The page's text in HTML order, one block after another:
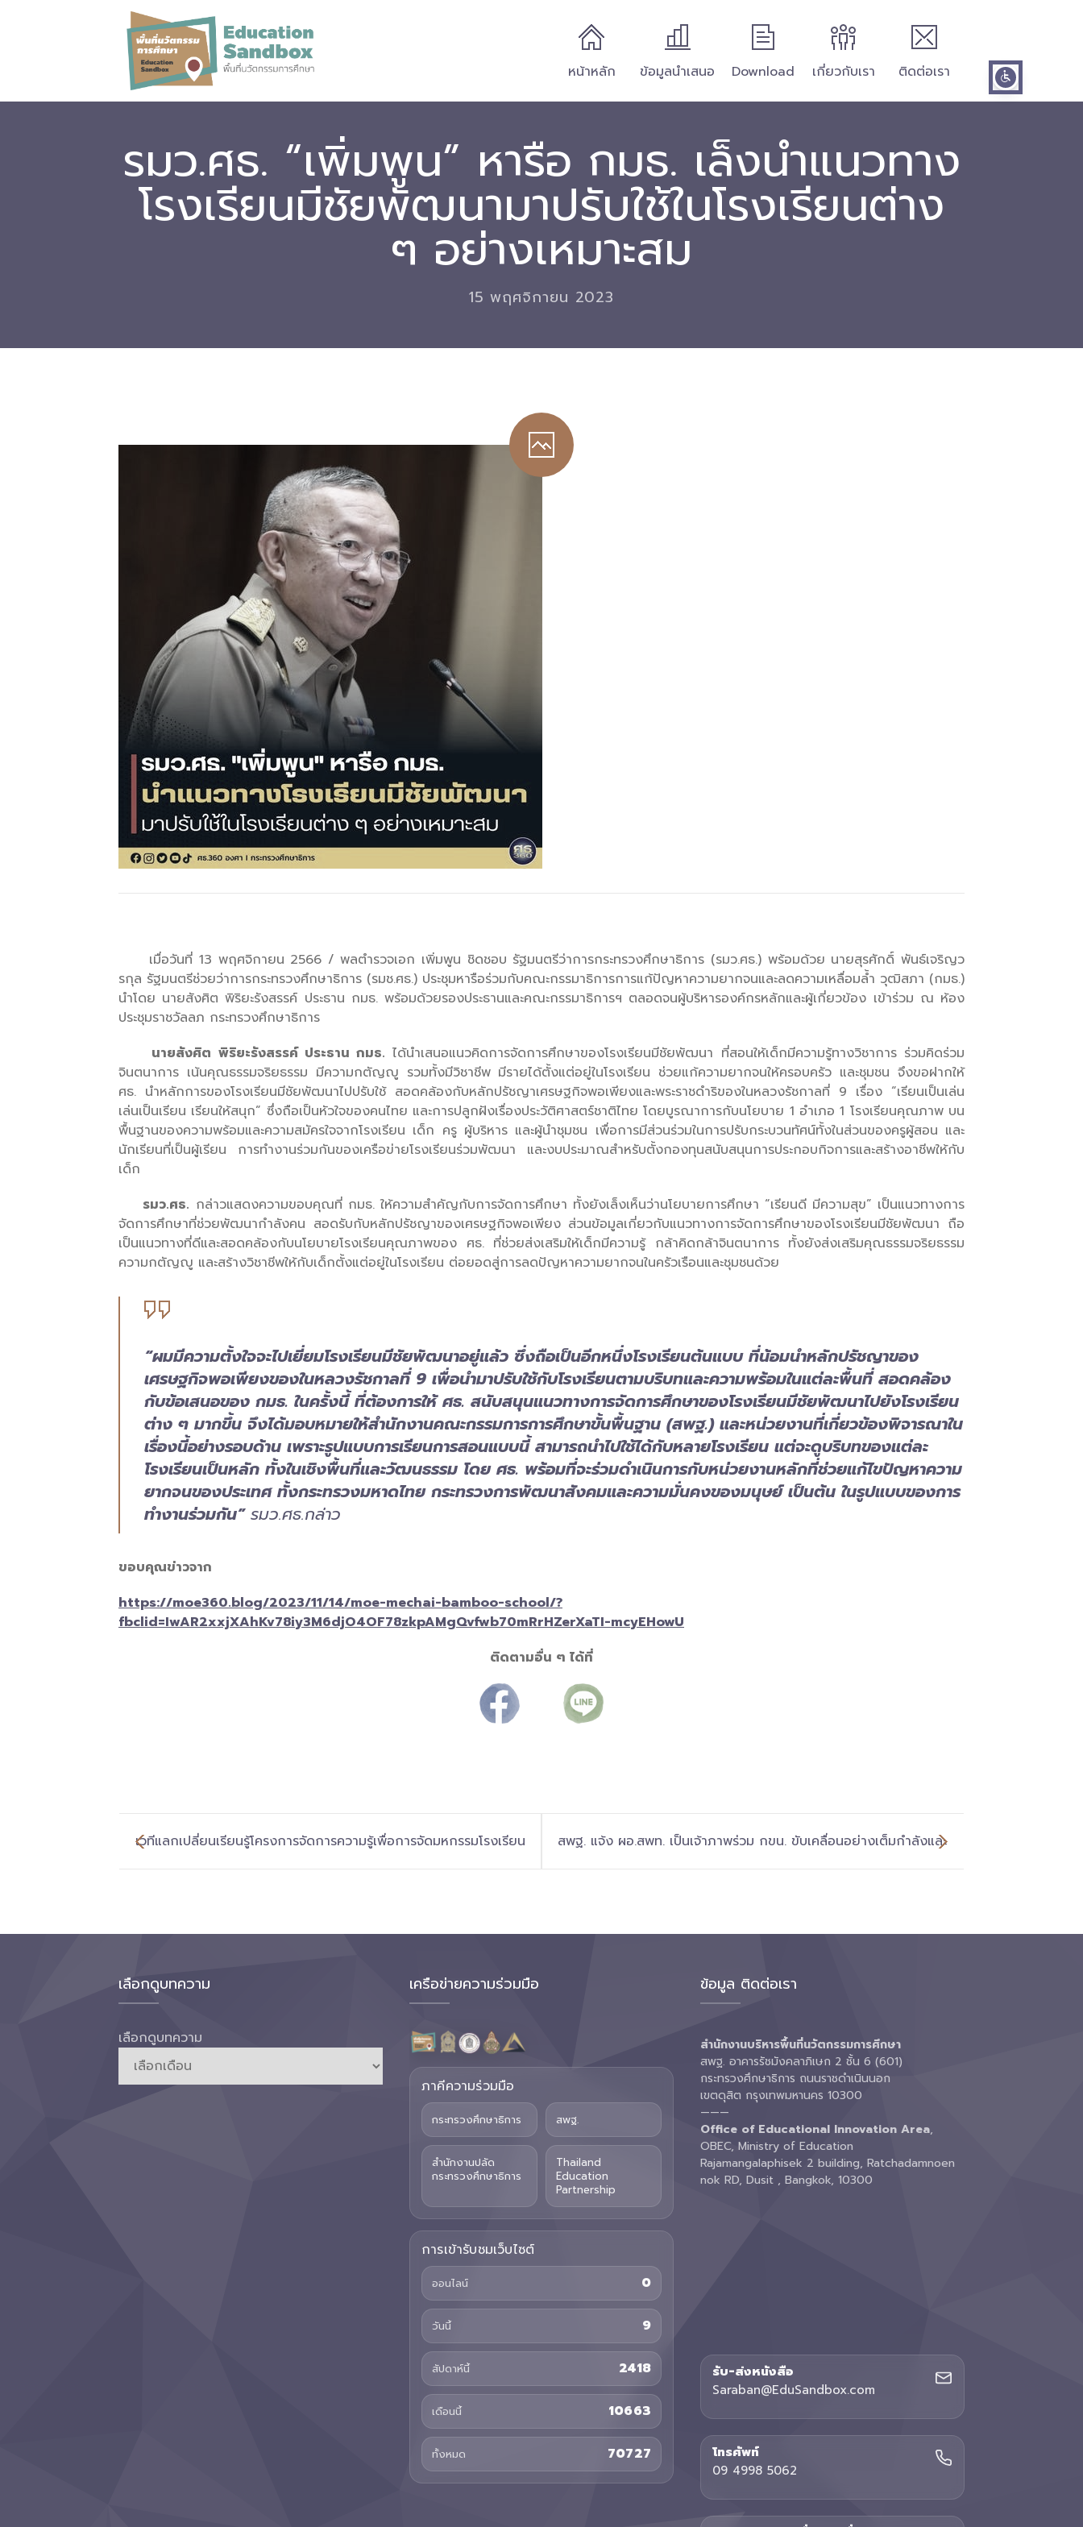
หน้าหลัก ข้อมูลนำเสนอ Download เกี่ยวกับเรา ติดต่อเรา
รมว.ศธ. “เพิ่มพูน” หารือ กมธ. เล็งนำแนวทาง
โรงเรียนมีชัยพัฒนามาปรับใช้ในโรงเรียนต่าง
ๆ อย่างเหมาะสม
15 พฤศจิกายน 2023
เมื่อวันที่ 13 พฤศจิกายน 2566 / พลตำรวจเอก เพิ่มพูน ชิดชอบ รัฐมนตรีว่าการกระทรวงศึกษาธิการ (รมว.ศธ.) พร้อมด้วย นายสุรศักดิ์ พันธ์เจริญว
รกุล รัฐมนตรีช่วยว่าการกระทรวงศึกษาธิการ (รมช.ศธ.) ประชุมหารือร่วมกับคณะกรรมาธิการการแก้ปัญหาความยากจนและลดความเหลื่อมล้ำ วุฒิสภา (กมธ.)
นำโดย นายสังศิต พิริยะรังสรรค์ ประธาน กมธ. พร้อมด้วยรองประธานและคณะกรรมาธิการฯ ตลอดจนผู้บริหารองค์กรหลักและผู้เกี่ยวข้อง เข้าร่วม ณ ห้อง
ประชุมราชวัลลภ กระทรวงศึกษาธิการ
นายสังศิต พิริยะรังสรรค์ ประธาน กมธ. ได้นำเสนอแนวคิดการจัดการศึกษาของโรงเรียนมีชัยพัฒนา ที่สอนให้เด็กมีความรู้ทางวิชาการ ร่วมคิดร่วม
จินตนาการ เน้นคุณธรรมจริยธรรม มีความกตัญญู รวมทั้งมีวิชาชีพ มีรายได้ตั้งแต่อยู่ในโรงเรียน ช่วยแก้ความยากจนให้ครอบครัว และชุมชน จึงขอฝากให้
ศธ. นำหลักการของโรงเรียนมีชัยพัฒนาไปปรับใช้ สอดคล้องกับหลักปรัชญาเศรษฐกิจพอเพียงและพระราชดำริของในหลวงรัชกาลที่ 9 เรื่อง “เรียนเป็นเล่น
เล่นเป็นเรียน เรียนให้สนุก” ซึ่งถือเป็นหัวใจของคนไทย และการปลูกฝังเรื่องประวัติศาสตร์ชาติไทย โดยบูรณาการกับนโยบาย 1 อำเภอ 1 โรงเรียนคุณภาพ บน
พื้นฐานของความพร้อมและความสมัครใจจากโรงเรียน เด็ก ครู ผู้บริหาร และผู้นำชุมชน เพื่อการมีส่วนร่วมในการปรับกระบวนทัศน์ทั้งในส่วนของครูผู้สอน และ
นักเรียนที่เป็นผู้เรียน การทำงานร่วมกันของเครือข่ายโรงเรียนร่วมพัฒนา และงบประมาณสำหรับตั้งกองทุนสนับสนุนการประกอบกิจการและสร้างอาชีพให้กับ
เด็ก
รมว.ศธ. กล่าวแสดงความขอบคุณที่ กมธ. ให้ความสำคัญกับการจัดการศึกษา ทั้งยังเล็งเห็นว่านโยบายการศึกษา “เรียนดี มีความสุข” เป็นแนวทางการ
จัดการศึกษาที่ช่วยพัฒนากำลังคน สอดรับกับหลักปรัชญาของเศรษฐกิจพอเพียง ส่วนข้อมูลเกี่ยวกับแนวทางการจัดการศึกษาของโรงเรียนมีชัยพัฒนา ถือ
เป็นแนวทางที่ดีและสอดคล้องกับนโยบายโรงเรียนคุณภาพของ ศธ. ที่ช่วยส่งเสริมให้เด็กมีความรู้ กล้าคิดกล้าจินตนาการ ทั้งยังส่งเสริมคุณธรรมจริยธรรม
ความกตัญญู และสร้างวิชาชีพให้กับเด็กตั้งแต่อยู่ในโรงเรียน ต่อยอดสู่การลดปัญหาความยากจนในครัวเรือนและชุมชนด้วย
“ผมมีความตั้งใจจะไปเยี่ยมโรงเรียนมีชัยพัฒนาอยู่แล้ว ซึ่งถือเป็นอีกหนึ่งโรงเรียนต้นแบบ ที่น้อมนำหลักปรัชญาของ
เศรษฐกิจพอเพียงของในหลวงรัชกาลที่ 9 เพื่อนำมาปรับใช้กับโรงเรียนตามบริบทและความพร้อมในแต่ละพื้นที่ สอดคล้อง
กับข้อเสนอของ กมธ. ในครั้งนี้ ที่ต้องการให้ ศธ. สนับสนุนแนวทางการจัดการศึกษาของโรงเรียนมีชัยพัฒนาไปยังโรงเรียน
ต่าง ๆ มากขึ้น จึงได้มอบหมายให้สำนักงานคณะกรรมการการศึกษาขั้นพื้นฐาน (สพฐ.) และหน่วยงานที่เกี่ยวข้องพิจารณาใน
เรื่องนี้อย่างรอบด้าน เพราะรูปแบบการเรียนการสอนแบบนี้ สามารถนำไปใช้ได้กับหลายโรงเรียน แต่จะดูบริบทของแต่ละ
โรงเรียนเป็นหลัก ทั้งในเชิงพื้นที่และวัฒนธรรม โดย ศธ. พร้อมที่จะร่วมดำเนินการกับหน่วยงานหลักที่ช่วยแก้ไขปัญหาความ
ยากจนของประเทศ ทั้งกระทรวงมหาดไทย กระทรวงการพัฒนาสังคมและความมั่นคงของมนุษย์ เป็นต้น ในรูปแบบของการ
ทำงานร่วมกัน”รมว.ศธ.กล่าว
ขอบคุณข่าวจาก
https://moe360.blog/2023/11/14/moe-mechai-bamboo-school/?
fbclid=IwAR2xxjXAhKv78iy3M6djO4OF78zkpAMgQvfwb70mRrHZerXaTI-mcyEHowU
ติดตามอื่น ๆ ได้ที่
เวทีแลกเปลี่ยนเรียนรู้โครงการจัดการความรู้เพื่อการจัดมหกรรมโรงเรียน
สพฐ. แจ้ง ผอ.สพท. เป็นเจ้าภาพร่วม กขน. ขับเคลื่อนอย่างเต็มกำลังและ
เลือกดูบทความ
เลือกดูบทความ
เครือข่ายความร่วมมือ
ภาคีความร่วมมือ
กระทรวงศึกษาธิการ สพฐ.
สำนักงานปลัด
กระทรวงศึกษาธิการ
Thailand
Education
Partnership
การเข้ารับชมเว็บไซต์
ออนไลน์ 0
วันนี้ 9
สัปดาห์นี้ 2418
เดือนนี้ 10663
ทั้งหมด 70727
ข้อมูล ติดต่อเรา
สำนักงานบริหารพื้นที่นวัตกรรมการศึกษา
สพฐ. อาคารรัชมังคลาภิเษก 2 ชั้น 6 (601)
กระทรวงศึกษาธิการ ถนนราชดำเนินนอก
เขตดุสิต กรุงเทพมหานคร 10300
———
Office of Educational Innovation Area,
OBEC, Ministry of Education
Rajamangalaphisek 2 building, Ratchadamnoen
nok RD, Dusit , Bangkok, 10300
รับ-ส่งหนังสือ
Saraban@EduSandbox.com
โทรศัพท์
09 4998 5062